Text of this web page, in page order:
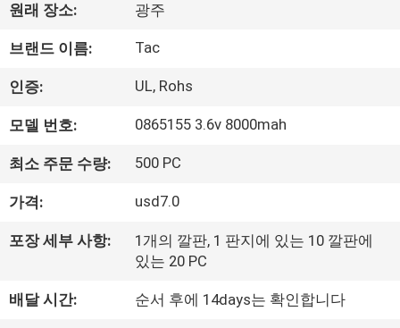
동
영
상
회
사
소
개
원래 장소: 광주
브랜드 이름: Tac
인증: UL, Rohs
모델 번호: 0865155 3.6v 8000mah
최소 주문 수량: 500 PC
가격: usd7.0
포장 세부 사항:
1개의 깔판, 1 판지에 있는 10 깔판에
있는 20 PC
배달 시간: 순서 후에 14days는 확인합니다